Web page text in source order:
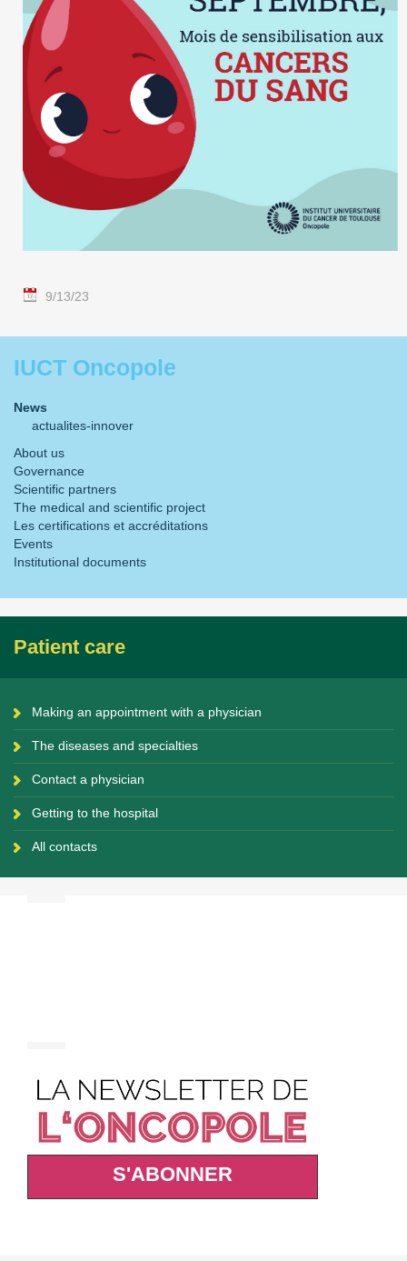
9/13/23
IUCT Oncopole
News
actualites-innover
About us
Governance
Scientific partners
The medical and scientific project
Les certifications et accréditations
Events
Institutional documents
Patient care
Making an appointment with a physician
The diseases and specialties
Contact a physician
Getting to the hospital
All contacts
S'ABONNER